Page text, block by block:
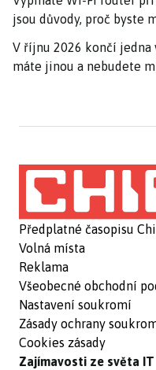
jsou důvody, proč byste
V říjnu 2026 končí jedna
máte jinou a nebudete
Předplatné časopisu
Volná místa
Reklama
Všeobecné obchodní
Nastavení soukromí
Zásady ochrany
Cookies zásady
Zajímavosti ze světa